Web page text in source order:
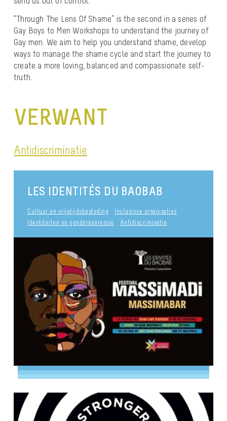
“Through The Lens Of Shame” is the second in a series of
Gay Boys to Men Workshops to understand the journey of
Gay men. We aim to help you understand shame, develop
ways to manage the shame cycle and start the journey to
create a more loving, balanced and compassionate self-
truth.
VERWANT
Antidiscriminatie
LES IDENTITÉS DU BAOBAB
Cultuur en vrijetijdsbesteding
Inclusieve organisaties
Identiteiten en genderexpressie
Antidiscriminatie